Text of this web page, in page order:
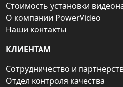
Стоимость установки
О компании PowerVideo
Наши контакты
КЛИЕНТАМ
Сотрудничество и
Отдел контроля качества